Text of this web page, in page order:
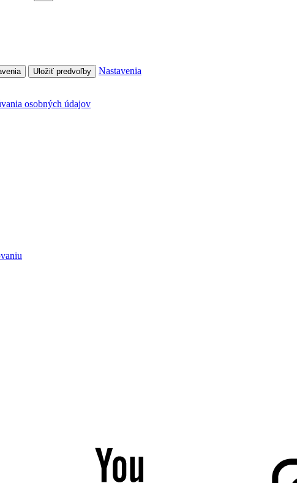
Uložiť predvoľby Nastavenia
osobných údajov